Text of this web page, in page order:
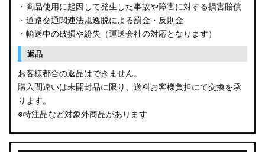
・商品使用に起因して発生した事故や障害に対する損害賠償
・道路交通関連法規逸脱による罰金・反則金
・輸送中の破損や紛失（運送会社の対応となります）
返品
お客様都合の返品はできません。
購入間違いは未開封品に限り、送料お客様負担にて交換を承
ります。
※特注品など対象外商品があります